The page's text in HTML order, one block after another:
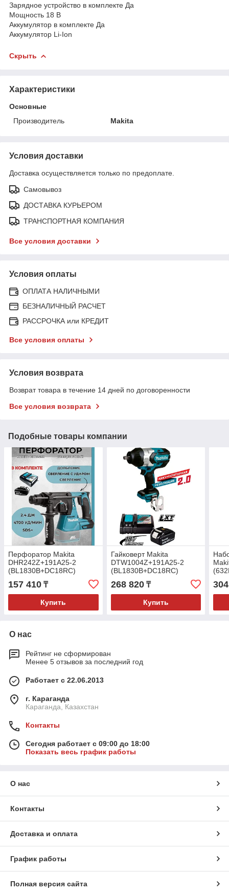
Зарядное устройство в комплекте Да
Мощность 18 В
Аккумулятор в комплекте Да
Аккумулятор Li-Ion
Скрыть
Характеристики
Основные
Производитель
Makita
Условия доставки
Доставка осуществляется только по предоплате.
Самовывоз
ДОСТАВКА КУРЬЕРОМ
ТРАНСПОРТНАЯ КОМПАНИЯ
Все условия доставки
Условия оплаты
ОПЛАТА НАЛИЧНЫМИ
БЕЗНАЛИЧНЫЙ РАСЧЕТ
РАССРОЧКА или КРЕДИТ
Все условия оплаты
Условия возврата
Возврат товара в течение 14 дней по договоренности
Все условия возврата
Подобные товары компании
Перфоратор Makita
DHR242Z+191A25-2
(BL1830B+DC18RC)
157 410 ₸
Купить
Гайковерт Makita
DTW1004Z+191A25-2
(BL1830B+DC18RC)
268 820₸
Купить
О нас
Рейтинг не сформирован
Менее 5 отзывов за последний год
Работает с 22.06.2013
г. Караганда
Караганда, Казахстан
Контакты
Сегодня работает с 09:00 до 18:00
Показать весь график работы
О нас
Контакты
Доставка и оплата
График работы
Полная версия сайта